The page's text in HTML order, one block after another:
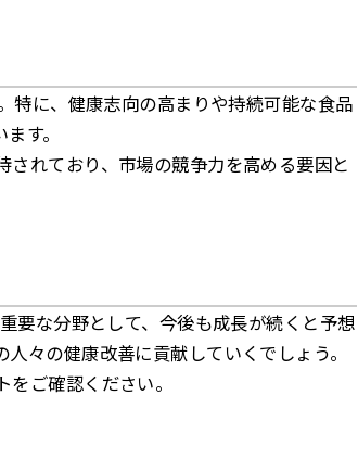
特に、健康志向の高まりや持続可能な食品
す。
れており、市場の競争力を高める要因と
要な分野として、今後も成長が続くと予想
々の健康改善に貢献していくでしょう。
ご確認ください。